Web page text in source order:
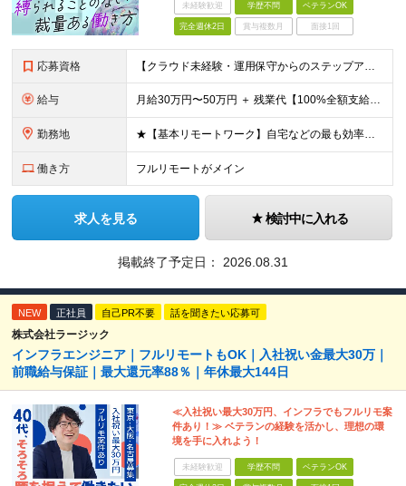
未経験歓迎 学歴不問 ベテランOK
完全週休2日 賞与複数月 面接1回
応募資格 【クラウド未経験・運用保守からのステップアップ歓迎！学歴不問】 ・何かしらのインフラ実務経験をお持ちの方（サーバー/ネットワークの運用保守・監視、オンプレ環境のみの方も大歓迎！） ・月1回程度、秋葉原
給与 月給30万円〜50万円 ＋ 残業代【100%全額支給】＋ 決算賞与 ※上記は固定残業代（みなし残業）を含まない【基本給】の金額です！ ※試用期間なし（入社初月から満額支給） ※あなたの前職給与や経験
勤務地 ★【基本リモートワーク】自宅などの最も効率よく働ける場所で開発に集中OK！ ・エンジニアの「働きやすさ」を最優先しており、基本リモートで働ける案件を厳選して獲得しています。 ・通勤ラッシュなどのストレ
働き方 フルリモートがメイン
求人を見る 検討中に入れる
掲載終了予定日： 2026.08.31
NEW 正社員 自己PR不要 話を聞きたい応募可
株式会社ラージック
インフラエンジニア｜フルリモートもOK｜入社祝い金最大30万｜
前職給与保証｜最大還元率88％｜年休最大144日
≪入社祝い最大30万円、インフラでもフルリモ案
件あり！≫ ベテランの経験を活かし、理想の環
境を手に入れよう！
未経験歓迎 学歴不問 ベテランOK